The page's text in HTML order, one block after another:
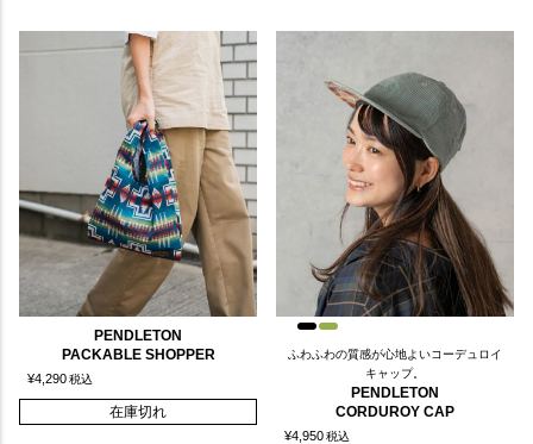
PENDLETON
PACKABLE SHOPPER
¥4,290税込
在庫切れ
ふわふわの質感が心地よいコーデュロイ
キャップ。
PENDLETON
CORDUROY CAP
¥4,950税込